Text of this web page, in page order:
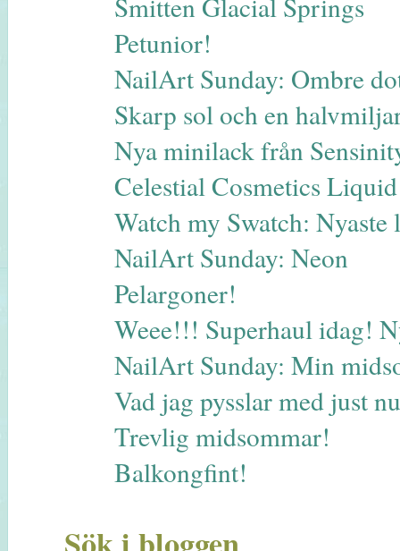
Petunior!
NailArt Sunday: Ombre
Skarp sol och en
Nya minilack från
Celestial Cosmetics
Watch my Swatch: Nyaste
NailArt Sunday: Neon
Pelargoner!
Weee!!! Superhaul idag!
NailArt Sunday: Min
Vad jag pysslar med just
Trevlig midsommar!
Balkongfint!